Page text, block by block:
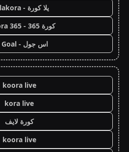
يلا كورة - yallakora
كورة 365 - kooora 365
اس جول - AS Goal
koora live
kora live
كورة لايف
koora live